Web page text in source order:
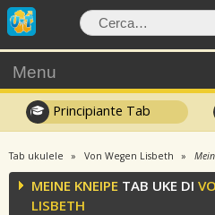
Menu
Principiante Tab
Tab ukulele Von Wegen Lisbeth
MEINE KNEIPE TAB UKE DI
LISBETH